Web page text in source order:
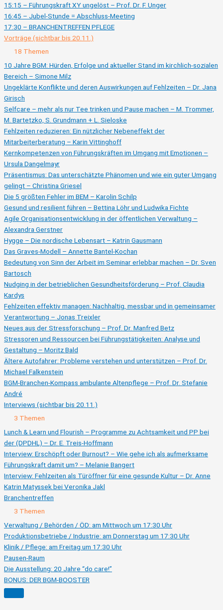
15:15 – Führungskraft XY ungelöst – Prof. Dr. F. Unger
16:45 – Jubel-Stunde = Abschluss-Meeting
17:30 – BRANCHENTREFFEN PFLEGE
Vorträge (sichtbar bis 20.11.)
Zusammenklappen
Vorträge
bis
20.11.)
18 Themen
10 Jahre BGM: Hürden, Erfolge und aktueller Stand im kirchlich-sozialen
Bereich – Simone Milz
Ungeklärte Konflikte und deren Auswirkungen auf Fehlzeiten – Dr. Jana
Girisch
Selfcare – mehr als nur Tee trinken und Pause machen – M. Trommer,
M. Bartetzko, S. Grundmann + L. Sieloske
Fehlzeiten reduzieren: Ein nützlicher Nebeneffekt der
Mitarbeiterberatung – Karin Vittinghoff
Kernkompetenzen von Führungskräften im Umgang mit Emotionen –
Ursula Dangelmayr
Präsentismus: Das unterschätzte Phänomen und wie ein guter Umgang
gelingt – Christina Griesel
Die 5 größten Fehler im BEM – Karolin Schilp
Gesund und resilient führen – Bettina Löhr und Ludwika Fichte
Agile Organisationsentwicklung in der öffentlichen Verwaltung –
Alexandra Gerstner
Hygge – Die nordische Lebensart – Katrin Gausmann
Das Graves-Modell – Annette Bantel-Kochan
Bedeutung von Sinn der Arbeit im Seminar erlebbar machen – Dr. Sven
Bartosch
Nudging in der betrieblichen Gesundheitsförderung – Prof. Claudia
Kardys
Fehlzeiten effektiv managen: Nachhaltig, messbar und in gemeinsamer
Verantwortung – Jonas Treixler
Neues aus der Stressforschung – Prof. Dr. Manfred Betz
Stressoren und Ressourcen bei Führungstätigkeiten: Analyse und
Gestaltung – Moritz Bald
Ältere Autofahrer: Probleme verstehen und unterstützen – Prof. Dr.
Michael Falkenstein
BGM-Branchen-Kompass ambulante Altenpflege – Prof. Dr. Stefanie
André
Interviews (sichtbar bis 20.11.)
Ausklappen
Interviews
bis
20.11.)
3 Themen
Lunch & Learn und Flourish – Programme zu Achtsamkeit und PP bei
der (DPDHL) – Dr. E. Treis-Hoffmann
Interview: Erschöpft oder Burnout? – Wie gehe ich als aufmerksame
Führungskraft damit um? – Melanie Bangert
Interview: Fehlzeiten als Türöffner für eine gesunde Kultur – Dr. Anne
Katrin Matyssek bei Veronika Jakl
Branchentreffen
Ausklappen
Branchentreffen
3 Themen
Verwaltung / Behörden / ÖD: am Mittwoch um 17:30 Uhr
Produktionsbetriebe / Industrie: am Donnerstag um 17:30 Uhr
Klinik / Pflege: am Freitag um 17:30 Uhr
Pausen-Raum
Die Ausstellung: 20 Jahre “do care!”
BONUS: DER BGM-BOOSTER